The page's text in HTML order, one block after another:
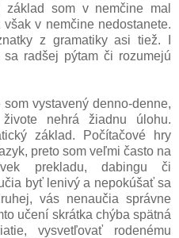
základ som v nemčine mal
v nemčine nedostanete.
z gramatiky asi tiež. I
radšej pýtam či rozumejú
vystavený denno-denne,
nehrá žiadnu úlohu.
základ. Počítačové hry
preto som veľmi často na
prekladu, dabingu či
byť lenivý a nepokúšať sa
vás nenaučia správne
učení skrátka chýba spätná
vysvetľovať rodenému